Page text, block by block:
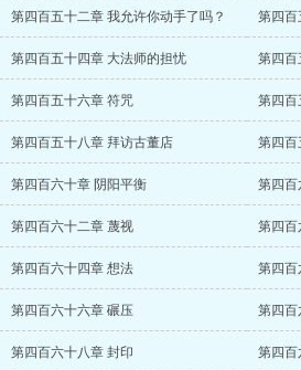
第四百五十二章 我允许你动手了吗？ 第四百
第四百五十四章 大法师的担忧 第四百
第四百五十六章 符咒 第四百
第四百五十八章 拜访古董店 第四百
第四百六十章 阴阳平衡 第四百
第四百六十二章 蔑视 第四百
第四百六十四章 想法 第四百
第四百六十六章 碾压 第四百
第四百六十八章 封印 第四百